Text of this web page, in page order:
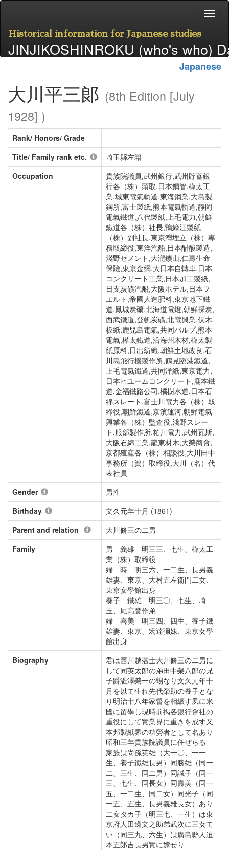
Historical information for Japanese studies
JINJIKOSHINROKU (who's who)
Japanese
大川平三郞 (8th Edition [July
1928] )
Rank/ Honors/ Grade
Title/ Family rank etc.
埼玉縣左籍
Occupation
貴族院議員,武州銀行,武州貯蓄銀
行各（株）頭取,日本鋼管,樺太工
業,城東電氣軌道,東海鋼業,大島製
鋼所,富士製紙,熊本電氣軌道,靜岡
電氣鐵道,八代製紙,上毛電力,朝鮮
鐵道各（株）社長,鴨綠江製紙
（株）副社長,東京灣埋立（株）專
務取締役,東洋汽船,日本醋酸製造,
淺野セメント,大瀧鑛山,仁壽生命
保險,東京金網,大日本自轉車,日本
コンクリート工業,日本加工製紙,
日支炭礦汽船,大阪ホテル,日本フ
エルト,帝國人造肥料,東京地下鐵
道,鳳城炭礦,北海道電燈,朝鮮採炭,
西武鐵道,登帆炭礦,北電興業,伏木
板紙,鹿兒島電氣,共同パルプ,熊本
電氣,樺太鐵道,沿海州木材,樺太製
紙原料,日出紡織,朝鮮土地改良,石
川島飛行機製作所,鶴見臨港鐵道,
上毛電氣鐵道,共同洋紙,東京電力,
日本ヒユームコンクリート,鹿本鐵
道,金福鐵路公司,橘樹水道,日本石
綿スレート,富士川電力各（株）取
締役,朝鮮鐵道,京濱運河,朝鮮電氣
興業各（株）監査役,淺野スレー
ト,服部製作所,粕川電力,武州瓦斯,
大阪石綿工業,龍東材木,大榮商會,
京都殖産各（株）相談役,大川田中
事務所（資）取締役,大川（名）代
表社員
Gender
男性
Birthday
文久元年十月 (1861)
Parent and relation
大川脩三の二男
Family
男 義雄 明三三、七生、樺太工
業（株）取締役
婦 時 明三六、一二生、長男義
雄妻、東京、大村五左衞門二女、
東京女學館出身
養子 鐵雄 明三〇、七生、埼
玉、尾高豐作弟
婦 喜美 明三四、四生、養子鐵
雄妻、東京、宏達彌妹、東京女學
館出身
Biography
君は舊川越藩士大川脩三の二男に
して同英太郞の弟田中榮八郞の兄
子爵澁澤榮一の甥なり文久元年十
月を以て生れ先代榮助の養子とな
り明治十八年家督を相續す夙に米
國に留學し現時前揭各銀行會社の
重役にして實業界に重きを成す又
本邦製紙界の功勞者として名あり
昭和三年貴族院議員に任ぜらる
家族は尚孫英雄（大一〇、一一
生、養子鐵雄長男）同勝雄（同一
二、三生、同二男）同誠子（同一
三、七生、同長女）同壽美（同一
五、一二生、同二女）同光子（同
一五、五生、長男義雄長女）あり
二女タカ子（明三七、一生）は東
京府人田邊文之助弟武次に三女て
い（同三九、六生）は廣島縣人迫
本五郞吉長男實に嫁せり